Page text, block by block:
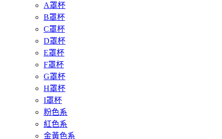
A罩杯
B罩杯
C罩杯
D罩杯
E罩杯
F罩杯
G罩杯
H罩杯
I罩杯
粉色系
紅色系
金黃色系